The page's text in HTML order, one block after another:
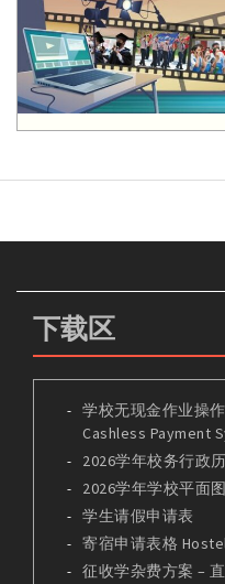
下载区
学校无现金作业操
Cashless Payment
2026学年校务行政历
2026学年学校平面图
学生请假申请表
寄宿申请表格
征收学杂费方案 –